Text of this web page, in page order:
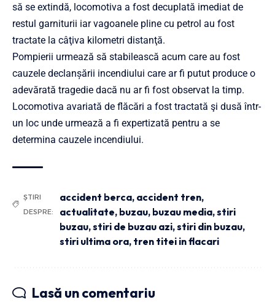
să se extindă, locomotiva a fost decuplată imediat de
restul garniturii iar vagoanele pline cu petrol au fost
tractate la câţiva kilometri distanţă.
Pompierii urmează să stabilească acum care au fost
cauzele declanșării incendiului care ar fi putut produce o
adevărată tragedie dacă nu ar fi fost observat la timp.
Locomotiva avariată de flăcări a fost tractată şi dusă într-
un loc unde urmează a fi expertizată pentru a se
determina cauzele incendiului.
ȘTIRI
DESPRE:
accident berca, accident tren,
actualitate, buzau, buzau media,stiri
buzau,stiri de buzau azi,stiri din buzau,
stiri ultima ora, tren titei in flacari
Lasă un comentariu